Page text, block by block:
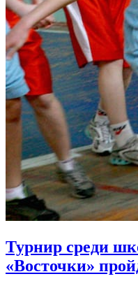
Турнир среди
«Восточки»